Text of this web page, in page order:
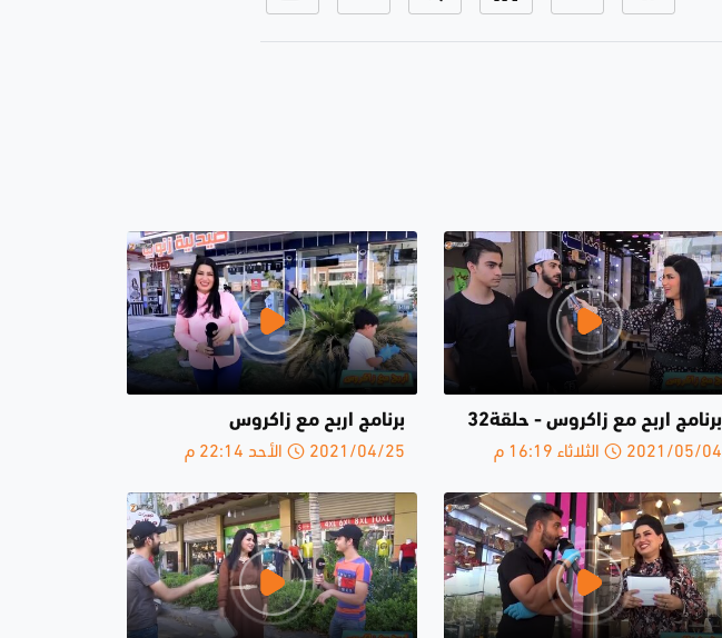
برنامج اربح مع زاكروس - حلقة32
2021/05/04 الثلاثاء 16:19 م
برنامج اربح مع زاكروس
2021/04/25 الأحد 22:14 م